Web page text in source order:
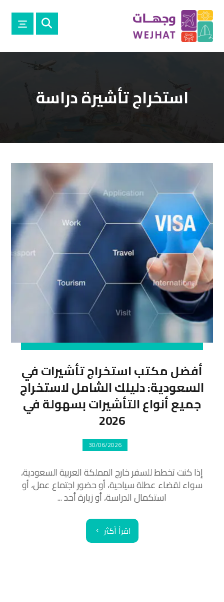
استخراج تأشيرة دراسة
أفضل مكتب استخراج تأشيرات في
السعودية: دليلك الشامل لاستخراج
جميع أنواع التأشيرات بسهولة في
2026
30/06/2026
إذا كنت تخطط للسفر خارج المملكة العربية السعودية،
سواء لقضاء عطلة سياحية، أو حضور اجتماع عمل، أو
استكمال الدراسة، أو زيارة أحد ...
اقرأ أكثر